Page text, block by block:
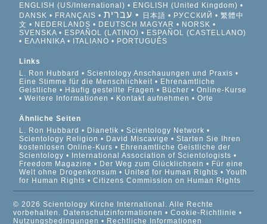
ENGLISH (US/International)
ENGLISH (United Kingdom)
DANSK
FRANÇAIS עברית 日本語 РУССКИЙ
繁體中
文
NEDERLANDS DEUTSCH MAGYAR
NORSK
SVENSKA
ESPAÑOL (LATINO)
ESPAÑOL (CASTELLANO)
ΕΛΛΗΝΙΚA
ITALIANO PORTUGUÊS
Links
L. Ron Hubbard
Scientology Anschauungen und Praxis
Eine Stimme für die Menschlichkeit
Ehrenamtliche
Geistliche
Häufig gestellte Fragen Bücher
Online-Kurse
Weitere Informationen
Kontakt aufnehmen Orte
Ähnliche Seiten
L. Ron Hubbard
Dianetik
Scientology Network
Scientology Religion
David Miscavige
Starten Sie Ihren
kostenlosen Online-Kurs
Ehrenamtliche Geistliche der
Scientology
International Association of Scientologists
Freedom Magazine
Der Weg zum Glücklichsein
Für eine
Welt ohne Drogenkonsum
United for Human Rights
Youth
for Human Rights
Citizens Commission on Human Rights
© 2026 Scientology Kirche International. Alle Rechte
vorbehalten. Datenschutzinformationen •Cookie-Richtlinie •
Nutzungsbedingungen • Rechtliche Informationen